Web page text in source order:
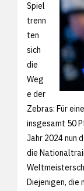
Spiel
trenn
ten
sich
die
Weg
e der
Zebras: Für
insgesamt 50
Jahr 2024 nun
die
Diejenigen, die